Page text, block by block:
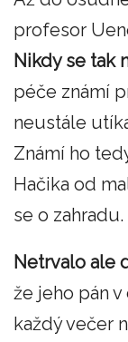
profesor
Nikdy se tak
péče známí
neustále
Známí ho
Hačika od
se o zahradu.
Netrvalo ale
že jeho pán
každý večer